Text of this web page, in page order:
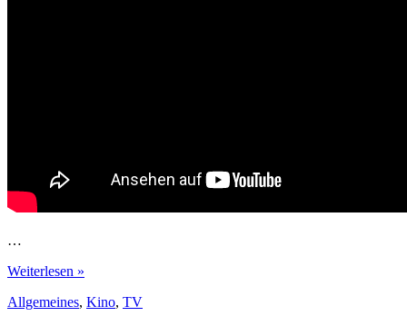
…
Cooked
Hommage
Weiterlesen »
Allgemeines, Kino, TV